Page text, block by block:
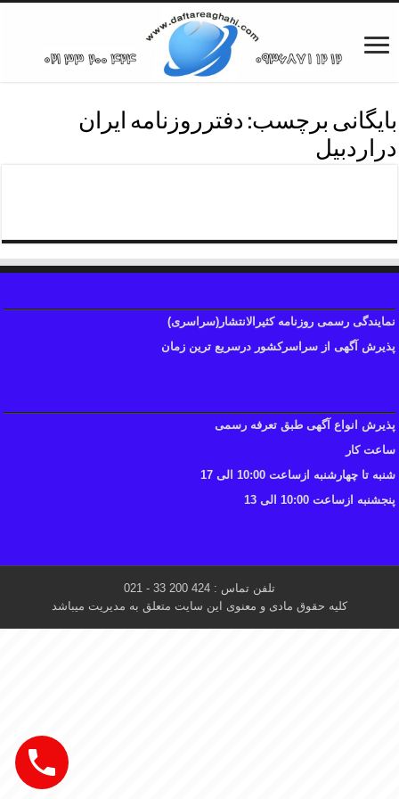
بایگانی برچسب: دفترروزنامه ایران
دراردبیل
نمایندگی رسمی روزنامه کثیرالانتشار(سراسری)
پذیرش آگهی از سراسرکشور درسریع ترین زمان
پذیرش انواع آگهی طبق تعرفه رسمی
ساعت کار
شنبه تا چهارشنبه ازساعت 10:00 الی 17
پنجشنبه ازساعت 10:00 الی 13
تلفن تماس : 424 200 33 - 021
کلیه حقوق مادی و معنوی این سایت متعلق به مدیریت میباشد